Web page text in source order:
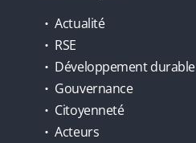
Actualité
RSE
Développement durable
Gouvernance
Citoyenneté
Acteurs